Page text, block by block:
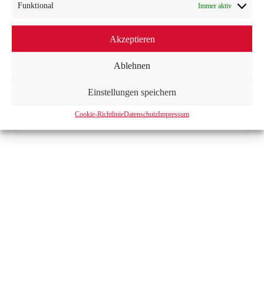
Funktional Immer aktiv
Akzeptieren
Ablehnen
Einstellungen speichern
Cookie-RichtlinieDatenschutzImpressum